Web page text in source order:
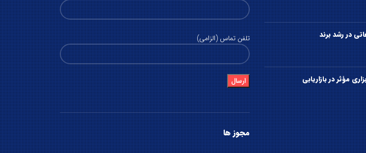
در رشد برند
مؤثر در بازاریابی
تلفن تماس (الزامی)
مجوز ها